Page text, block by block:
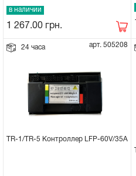
в наличии
1 267.00 грн.
24 часа арт. 505208
TR-1/TR-5 Контроллер LFP-60V/35A